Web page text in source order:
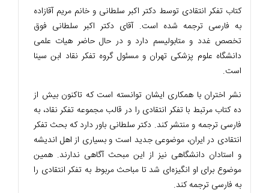
کتاب تفکر انتقادی توسط دکتر اکبر سلطانی و خانم مریم آقازاده
به فارسی ترجمه شده است. آقای دکتر اکبر سلطانی فوق
تخصص غدد و متابولیسم دارد و در حال حاضر هیات علمی
دانشگاه علوم پزشکی تهران و مسئول گروه تفکر نقاد ابن سینا
است.
نشر اختران با همکاری ایشان توانسته است که تاکنون بیش از
ده کتاب مرتبط با تفکر انتقادی را در قالب مجموعه تفکر نقاد، به
فارسی ترجمه و منتشر کند. دکتر سلطانی باور دارد که بحث تفکر
انتقادی در ایران، موضوعی جدید است و بسیاری از اهل اندیشه
و استادان دانشگاهی نیز از این مبحث آگاهی ندارند. همین
موضوع برای او انگیزه‌ای شد تا مباحث مربوط به تفکر انتقادی را
به فارسی ترجمه کند.